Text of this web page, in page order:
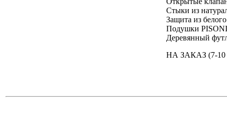
Стыки из
Защита из
Подушки PISONI
Деревянный
НА ЗАКАЗ (7-10